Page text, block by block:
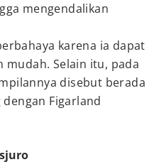
mengendalikan
karena ia dapat
mudah. Selain itu, pada
disebut berada
Figarland